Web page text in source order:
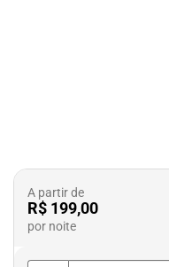
A partir de
R$ 199,00
por noite